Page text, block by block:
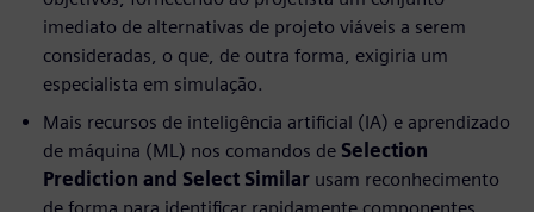
imediato de alternativas de projeto viáveis a serem
consideradas, o que, de outra forma, exigiria um
especialista em simulação.
Mais recursos de inteligência artificial (IA) e aprendizado
de máquina (ML) nos comandos de Selection
Prediction and Select Similar usam reconhecimento
de forma para identificar rapidamente componentes